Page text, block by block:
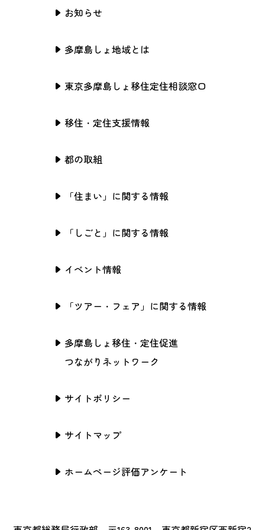
お知らせ
多摩島しょ地域とは
東京多摩島しょ移住定住相談窓口
移住・定住支援情報
都の取組
「住まい」に関する情報
「しごと」に関する情報
イベント情報
「ツアー・フェア」に関する情報
多摩島しょ移住・定住促進
つながりネットワーク
サイトポリシー
サイトマップ
ホームページ評価アンケート